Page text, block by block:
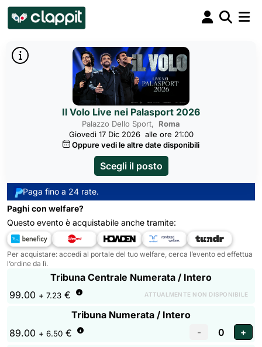
Il Volo Live nei Palasport 2026
Palazzo Dello Sport, Roma
Giovedì 17 Dic 2026 alle ore 21:00
Oppure vedi le altre date disponibili
Scegli il posto
Paga fino a 24 rate.
Paghi con welfare?
Questo evento è acquistabile anche tramite:
Per acquistare: accedi al portale del tuo welfare, cerca l’evento ed effettua
l’ordine da lì.
Tribuna Centrale Numerata / Intero
99.00 + 7.23 € ATTUALMENTE NON DISPONIBILE
Tribuna Numerata / Intero
89.00 + 6.50 €